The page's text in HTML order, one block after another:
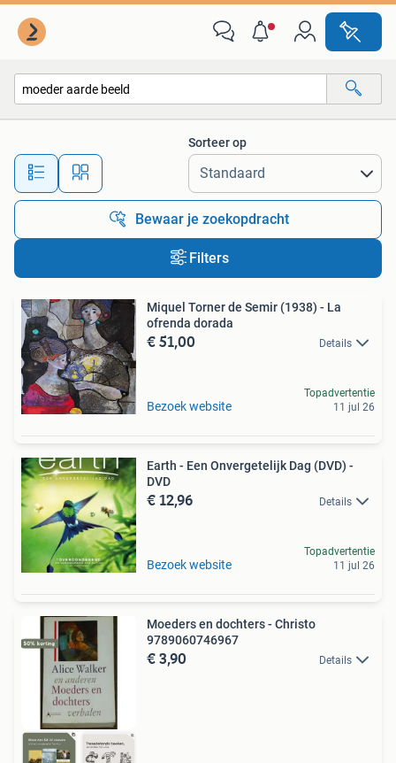
Alle afstanden…
Sorteer op
Bewaar je zoekopdracht
Filters
Miquel Torner de Semir (1938) - La
ofrenda dorada
€ 51,00 Details
Bezoek website
Topadvertentie
11 jul 26
Earth - Een Onvergetelijk Dag (DVD) -
DVD
€ 12,96 Details
Bezoek website
Topadvertentie
11 jul 26
Moeders en dochters - Christo
9789060746967
€ 3,90 Details